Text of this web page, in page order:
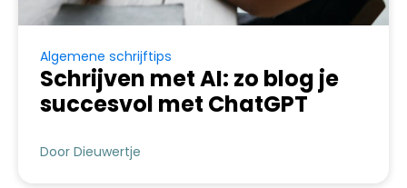
Algemene schrijftips
Schrijven met AI: zo blog je
succesvol met ChatGPT
Door Dieuwertje